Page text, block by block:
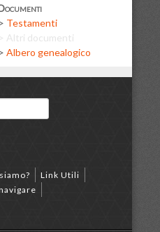
> Testamenti
> Altri documenti
> Albero genealogico
Link Utili